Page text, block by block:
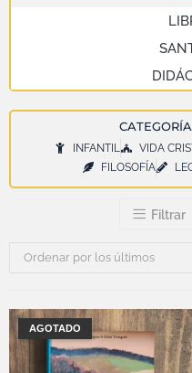
INFANTIL VIDA
FILOSOFÍA
Filtrar
Ordenar por los últimos
AGOTADO